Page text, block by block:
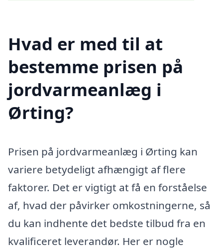
Hvad er med til at
bestemme prisen på
jordvarmeanlæg i
Ørting?
Prisen på jordvarmeanlæg i Ørting kan
variere betydeligt afhængigt af flere
faktorer. Det er vigtigt at få en forståelse
af, hvad der påvirker omkostningerne, så
du kan indhente det bedste tilbud fra en
kvalificeret leverandør. Her er nogle